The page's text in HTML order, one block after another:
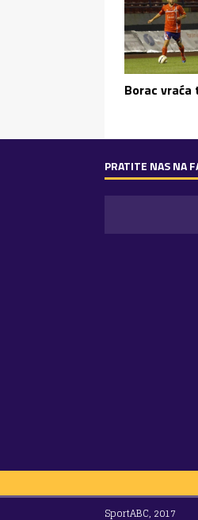
Borac vraća
PRATITE NAS NA
SportABC, 2017